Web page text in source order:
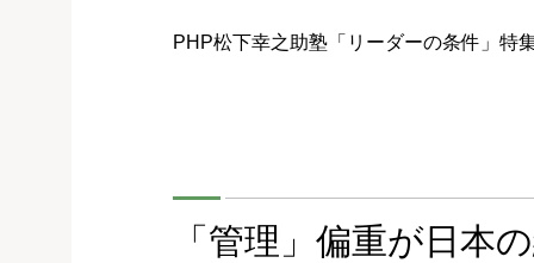
PHP松下幸之助塾「リーダーの条件」特
「管理」偏重が日本